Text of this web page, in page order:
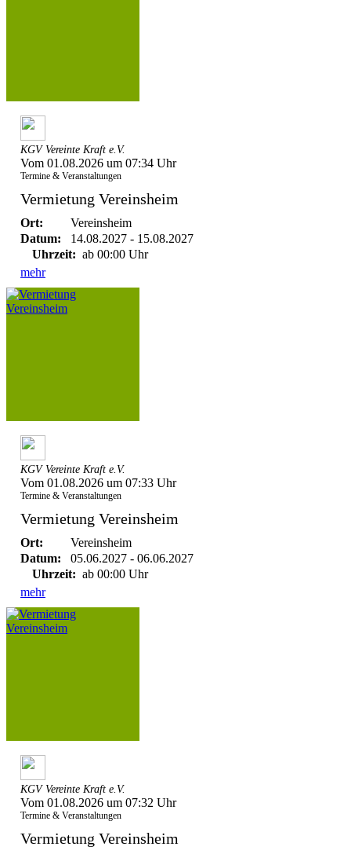
KGV Vereinte Kraft e.V.
Vom 01.08.2026 um 07:34 Uhr
Termine & Veranstaltungen
Vermietung Vereinsheim
Ort:
Vereinsheim
Datum:
14.08.2027 - 15.08.2027
Uhrzeit: ab 00:00 Uhr
mehr
KGV Vereinte Kraft e.V.
Vom 01.08.2026 um 07:33 Uhr
Termine & Veranstaltungen
Vermietung Vereinsheim
Ort:
Vereinsheim
Datum:
05.06.2027 - 06.06.2027
Uhrzeit: ab 00:00 Uhr
mehr
KGV Vereinte Kraft e.V.
Vom 01.08.2026 um 07:32 Uhr
Termine & Veranstaltungen
Vermietung Vereinsheim